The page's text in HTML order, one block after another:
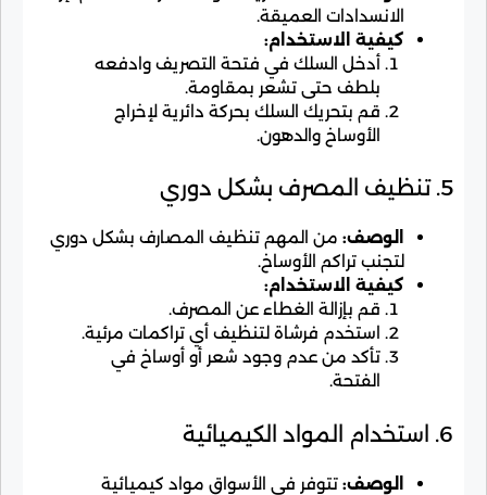
الانسدادات العميقة.
كيفية الاستخدام:
أدخل السلك في فتحة التصريف وادفعه
بلطف حتى تشعر بمقاومة.
قم بتحريك السلك بحركة دائرية لإخراج
الأوساخ والدهون.
5. تنظيف المصرف بشكل دوري
الوصف: من المهم تنظيف المصارف بشكل دوري
لتجنب تراكم الأوساخ.
كيفية الاستخدام:
قم بإزالة الغطاء عن المصرف.
استخدم فرشاة لتنظيف أي تراكمات مرئية.
تأكد من عدم وجود شعر أو أوساخ في
الفتحة.
6. استخدام المواد الكيميائية
الوصف: تتوفر في الأسواق مواد كيميائية